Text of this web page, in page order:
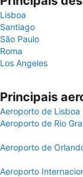
Lisboa
Santiago
São Paulo
Roma
Los Angeles
Principais
Aeroporto de Lisboa
Aeroporto de Rio
Aeroporto de
Aeroporto